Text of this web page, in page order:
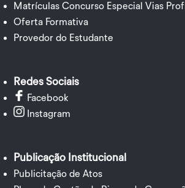
Matrículas Concurso Especial Vias
Oferta Formativa
Provedor do Estudante
Redes Sociais
Facebook
Instagram
Publicação Institucional
Publicitação de Atos